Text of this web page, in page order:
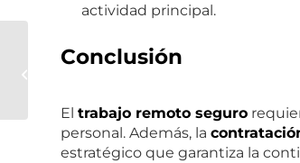
actividad principal.
Conclusión
El trabajo remoto seguro
personal. Además, la
estratégico que garantiza la
empresa: cómo